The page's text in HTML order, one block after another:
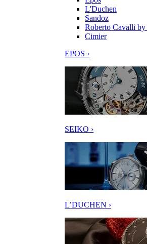
L'Duchen
Sandoz
Roberto Cavalli
Cimier
EPOS ›
SEIKO ›
L’DUCHEN ›